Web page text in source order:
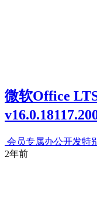
微软Office
会员专属办公开发特
2年前